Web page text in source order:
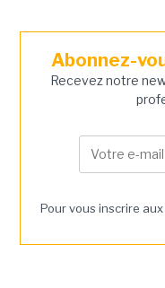
Abonnez-
Recevez notre
Pour vous inscrire